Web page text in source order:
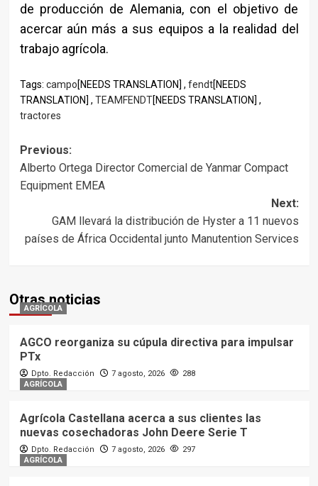
de producción de Alemania, con el objetivo de
acercar aún más a sus equipos a la realidad del
trabajo agrícola.
Tags: campo[NEEDS TRANSLATION] , fendt[NEEDS
TRANSLATION] , TEAMFENDT[NEEDS TRANSLATION] ,
tractores
Post
navigation
Previous:
Alberto Ortega Director Comercial de Yanmar Compact
Equipment EMEA
Next:
GAM llevará la distribución de Hyster a 11 nuevos
países de África Occidental junto Manutention Services
Otras noticias
AGRÍCOLA
AGCO reorganiza su cúpula directiva para impulsar
PTx
Dpto. Redacción 7 agosto, 2026
288
AGRÍCOLA
Agrícola Castellana acerca a sus clientes las
nuevas cosechadoras John Deere Serie T
Dpto. Redacción 7 agosto, 2026
297
AGRÍCOLA